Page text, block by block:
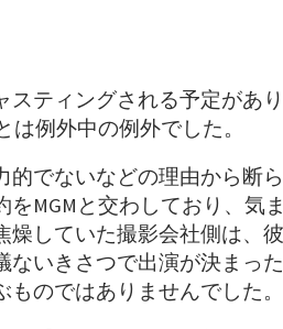
ティングされる予定があ
例外中の例外でした。
でないなどの理由から断
MGMと交わしており、気
していた撮影会社側は、
いきさつで出演が決まっ
のではありませんでした。